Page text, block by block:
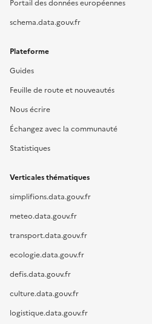
Portail des données européennes
schema.data.gouv.fr
Plateforme
Guides
Feuille de route et nouveautés
Nous écrire
Échangez avec la communauté
Statistiques
Verticales thématiques
simplifions.data.gouv.fr
meteo.data.gouv.fr
transport.data.gouv.fr
ecologie.data.gouv.fr
defis.data.gouv.fr
culture.data.gouv.fr
logistique.data.gouv.fr